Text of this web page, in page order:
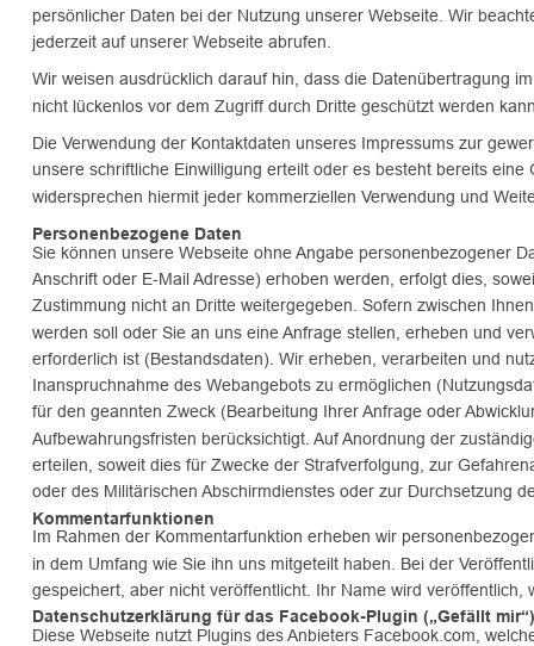
persönlicher Daten bei der Nutzung unserer Webseite. Wir
jederzeit auf unserer Webseite abrufen.
Wir weisen ausdrücklich darauf hin, dass die Datenübertragung
nicht lückenlos vor dem Zugriff durch Dritte geschützt werden
Die Verwendung der Kontaktdaten unseres Impressums zur
unsere schriftliche Einwilligung erteilt oder es besteht bereits
widersprechen hiermit jeder kommerziellen Verwendung und
Personenbezogene Daten
Sie können unsere Webseite ohne Angabe personenbezogener
Anschrift oder E-Mail Adresse) erhoben werden, erfolgt dies,
Zustimmung nicht an Dritte weitergegeben. Sofern zwischen
werden soll oder Sie an uns eine Anfrage stellen, erheben und
erforderlich ist (Bestandsdaten). Wir erheben, verarbeiten und
Inanspruchnahme des Webangebots zu ermöglichen
für den geannten Zweck (Bearbeitung Ihrer Anfrage oder
Aufbewahrungsfristen berücksichtigt. Auf Anordnung der
erteilen, soweit dies für Zwecke der Strafverfolgung, zur
oder des Militärischen Abschirmdienstes oder zur Durchsetzung
Kommentarfunktionen
Im Rahmen der Kommentarfunktion erheben wir
in dem Umfang wie Sie ihn uns mitgeteilt haben. Bei der
gespeichert, aber nicht veröffentlicht. Ihr Name wird
Datenschutzerklärung für das Facebook-Plugin („Gefällt mir“)
Diese Webseite nutzt Plugins des Anbieters Facebook.com,